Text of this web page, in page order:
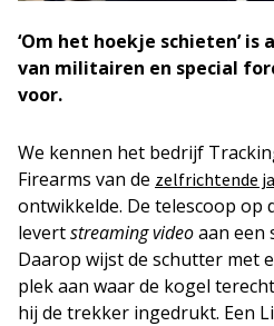
‘Om het hoekje schieten’ is
van militairen en special
voor.
We kennen het bedrijf
Firearms van de zelfrichtende
ontwikkelde. De telescoop op
levertstreaming videoaan een
Daarop wijst de schutter met
plek aan waar de kogel
hij de trekker ingedrukt. Een